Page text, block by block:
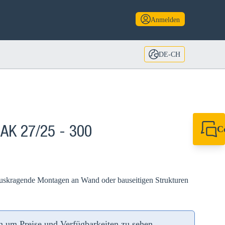
Anmelden
DE-CH
27/25 - 300
Montagen an Wand oder bauseitigen Strukturen